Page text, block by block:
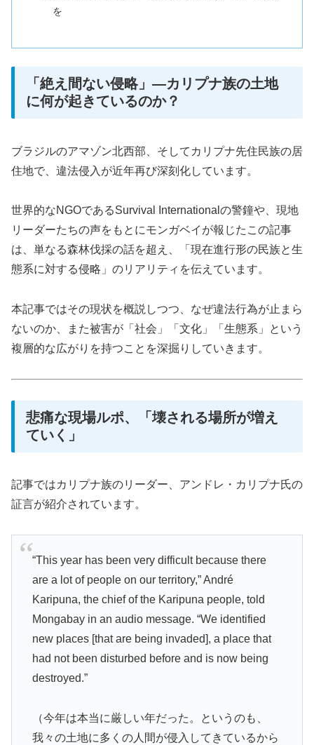
を
「絶え間ない侵略」―カリプナ族の土地
に何が起きているのか？
ブラジルのアマゾン北西部、そしてカリプナ先住民族の居
住地で、違法侵入が近年再び深刻化しています。
世界的なNGOであるSurvival Internationalの警鐘や、現地
リーダーたちの声をもとにモンガベイが報じたこの記事
は、単なる森林伐採の話を超え、「現在進行形の民族と生
態系に対する侵略」のリアリティを伝えています。
本記事ではその現状を概説しつつ、なぜ違法行為が止まら
ないのか、また被害が「社会」「文化」「生態系」という
複層的な広がりを持つことを深掘りしていきます。
悲痛な現場ルポ、「壊される場所が増え
ていく」
記事ではカリプナ族のリーダー、アンドレ・カリプナ氏の
証言が紹介されています。
“This year has been very difficult because there
are a lot of people on our territory,” André
Karipuna, the chief of the Karipuna people, told
Mongabay in an audio message. “We identified
new places [that are being invaded], a place that
had not been disturbed before and is now being
destroyed.”
（今年は本当に厳しい年だった。というのも、
我々の土地に多くの人間が侵入してきているから